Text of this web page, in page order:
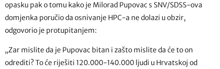
opasku pak o tomu kako je Milorad Pupovac s SNV/SDSS-ova
domjenka poručio da osnivanje HPC-a ne dolazi u obzir,
odgovorio je protupitanjem:
„Zar mislite da je Pupovac bitan i zašto mislite da će to on
odrediti? To će riješiti 120.000-140.000 ljudi u Hrvatskoj od